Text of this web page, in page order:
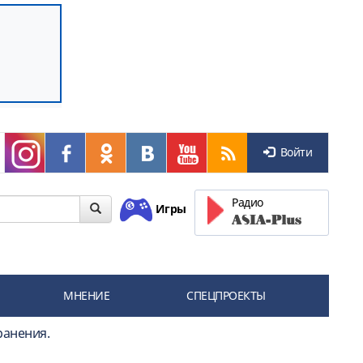
Войти
Игры Радио
МНЕНИЕ СПЕЦПРОЕКТЫ